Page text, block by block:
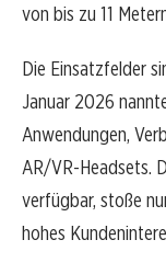
von bis zu 11
Die Einsatzfelder
Januar 2026
Anwendungen,
AR/VR-Headsets.
verfügbar, stoße
hohes